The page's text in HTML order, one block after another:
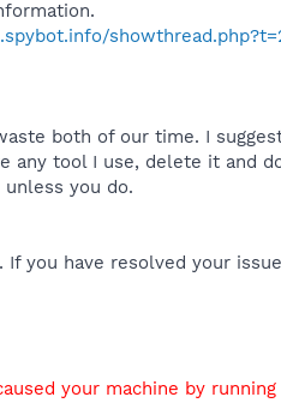
both of our time. I
any tool I use, delete it and
you do.
you have resolved your
your machine by